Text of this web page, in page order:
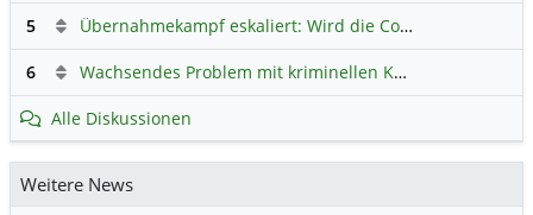
5 Übernahmekampf eskaliert: Wird die Commerzbank italienisch?
6 Wachsendes Problem mit kriminellen Kunden im Online-Handel
Alle Diskussionen
Weitere News